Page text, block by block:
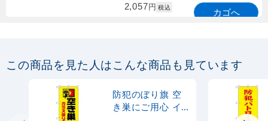
2,057円 税込 カゴへ
1.6～3m 伸縮式 緑 (30537GRN)
売り切れ中
購入不可
この商品を見た人はこんな商品も見ています
防犯のぼり旗 空
き巣にご用心 イ